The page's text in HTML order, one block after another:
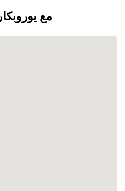
اكتشف Worms مع يوروبكار